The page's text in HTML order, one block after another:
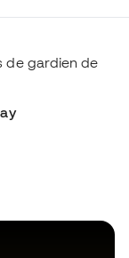
de gardien de